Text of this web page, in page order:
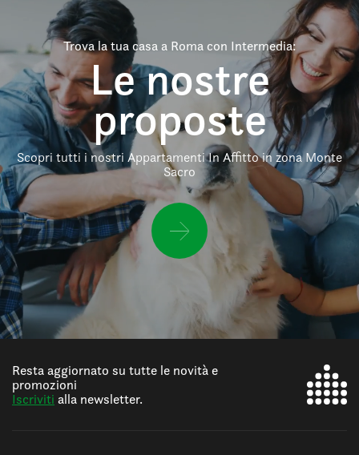
Trova la tua casa a Roma con Intermedia:
Le nostre
proposte
Scopri tutti i nostri Appartamenti In Affitto in zona Monte
Sacro
Resta aggiornato su tutte le novità e
promozioni
Iscriviti alla newsletter.